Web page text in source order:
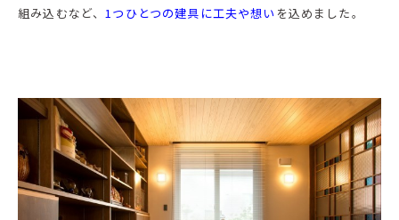
組み込むなど、1つひとつの建具に工夫や想い を込めました。